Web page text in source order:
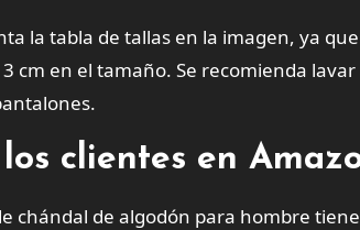
la tabla de tallas en la imagen, ya
cm en el tamaño. Se recomienda
clientes en
chándal de algodón para hombre